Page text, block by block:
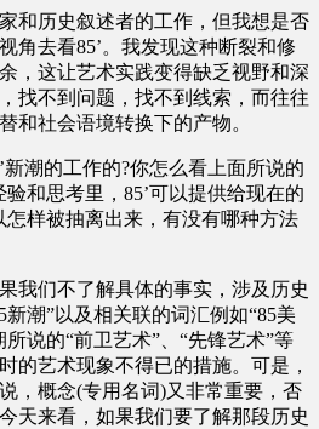
历史叙述者的工作，但我想是否
角去看85’。我发现这种断裂和修
，这让艺术实践变得缺乏视野和深
找不到问题，找不到线索，而往往
和社会语境转换下的产物。
潮的工作的?你怎么看上面所说的
和思考里，85’可以提供给现在的
怎样被抽离出来，有没有哪种方法
们不了解具体的事实，涉及历史
潮”以及相关联的词汇例如“85美
说的“前卫艺术”、“先锋艺术”等
的艺术现象不得已的措施。可是，
，概念(专用名词)又非常重要，否
天来看，如果我们要了解那段历史